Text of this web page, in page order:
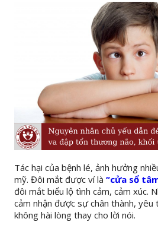
Tác hại của bệnh lé, ảnh hưởng
mỹ. Đôi mắt được ví là “cửa sổ
đôi mắt biểu lộ tình cảm, cảm xúc.
cảm nhận được sự chân thành, yêu
không hài lòng thay cho lời nói.